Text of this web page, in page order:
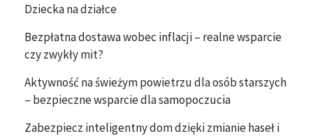
Dziecka na działce
Bezpłatna dostawa wobec inflacji – realne wsparcie
czy zwykły mit?
Aktywność na świeżym powietrzu dla osób starszych
– bezpieczne wsparcie dla samopoczucia
Zabezpiecz inteligentny dom dzięki zmianie haseł i